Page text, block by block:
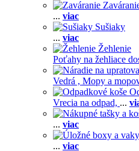
... viac
Sušiaky
... viac
Žehlenie
Poťahy na žehliace
Vedrá , Mopy a
Vrecia na odpad, ...
... viac
... viac